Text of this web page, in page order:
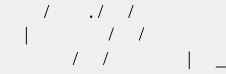
/ . /
| / /
/ / |